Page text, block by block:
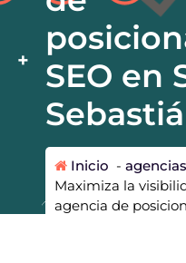
SEO en
Inicio -
Maximiza la
agencia de